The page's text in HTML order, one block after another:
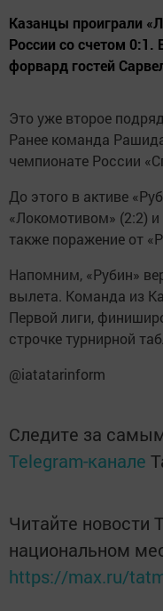
Казанцы проиграли
России со счетом 0:1.
форвард гостей
Это уже второе
Ранее команда
чемпионате России
До этого в активе
«Локомотивом» (2:2)
также поражение от
Напомним, «Рубин»
вылета. Команда из
Первой лиги,
строчке турнирной
@iatatarinform
Следите за
Telegram-канале
Читайте новости
национальном
https://max.ru/